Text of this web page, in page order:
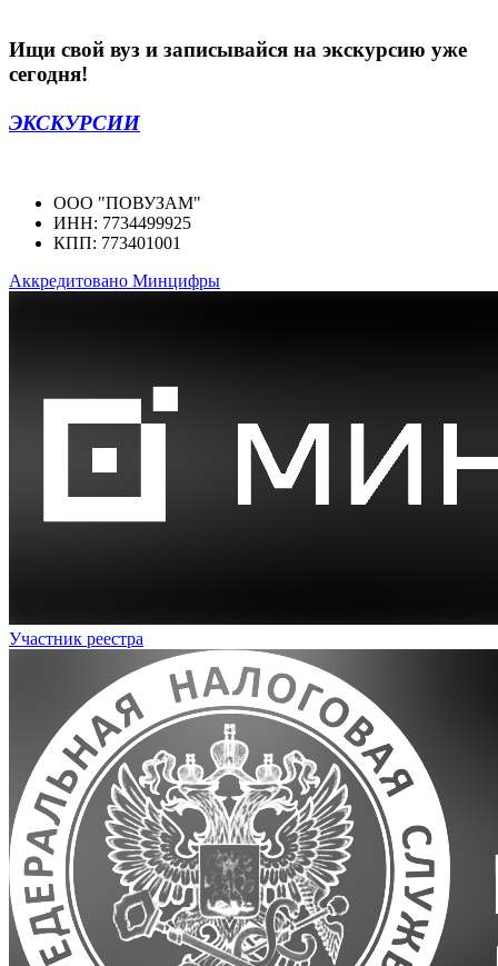
Ищи свой вуз и записывайся на экскурсию уже
сегодня!
ЭКСКУРСИИ
ООО "ПОВУЗАМ"
ИНН: 7734499925
КПП: 773401001
Аккредитовано Минцифры
Участник реестра